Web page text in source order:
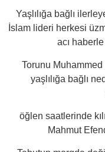
Yaşlılığa bağlı
İslam lideri herkesi
acı
Torunu
yaşlılığa bağlı
öğlen saatlerinde
Mahmut